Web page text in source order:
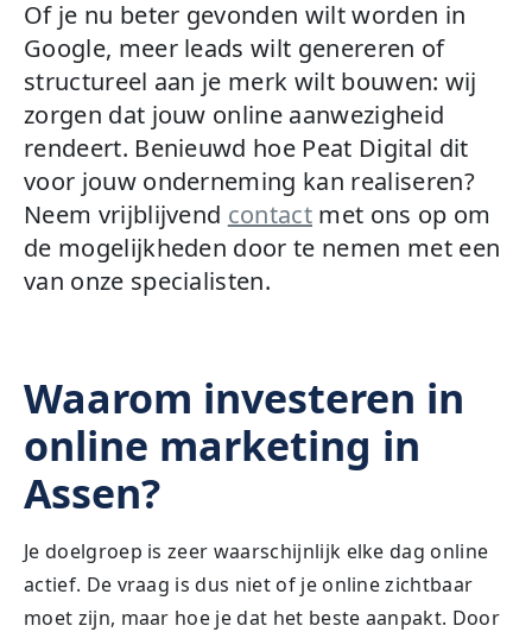
Of je nu beter gevonden wilt worden in
Google, meer leads wilt genereren of
structureel aan je merk wilt bouwen: wij
zorgen dat jouw online aanwezigheid
rendeert. Benieuwd hoe Peat Digital dit
voor jouw onderneming kan realiseren?
Neem vrijblijvend contact met ons op om
de mogelijkheden door te nemen met een
van onze specialisten.
Waarom investeren in
online marketing in
Assen?
Je doelgroep is zeer waarschijnlijk elke dag online
actief. De vraag is dus niet of je online zichtbaar
moet zijn, maar hoe je dat het beste aanpakt. Door